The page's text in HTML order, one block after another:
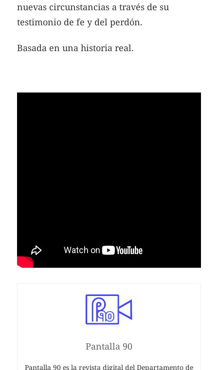
nuevas circunstancias a través de su
testimonio de fe y del perdón.
Basada en una historia real.
Pantalla 90
Pantalla 90 es la revista digital del Departamento de